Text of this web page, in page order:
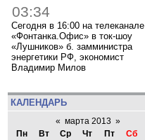
03:34
Сегодня в 16:00 на телеканале
«Фонтанка.Офис» в ток-шоу
«Лушников» б. замминистра
энергетики РФ, экономист
Владимир Милов
КАЛЕНДАРЬ
« марта 2013 »
Пн
Вт Ср Чт Пт Сб